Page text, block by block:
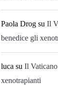
Paola Drog suIl
benedice gli
luca suIl
xenotrapianti